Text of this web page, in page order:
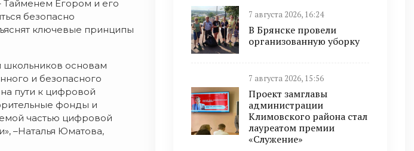
Егором и его
безопасно
ключевые принципы
основам
и безопасного
пути к цифровой
фонды и
частью цифровой
–Наталья Юматова,
7 августа 2026, 16:24
В Брянске провели
организованную уборку
7 августа 2026, 15:56
Проект замглавы
администрации
Климовского района стал
лауреатом премии
«Служение»